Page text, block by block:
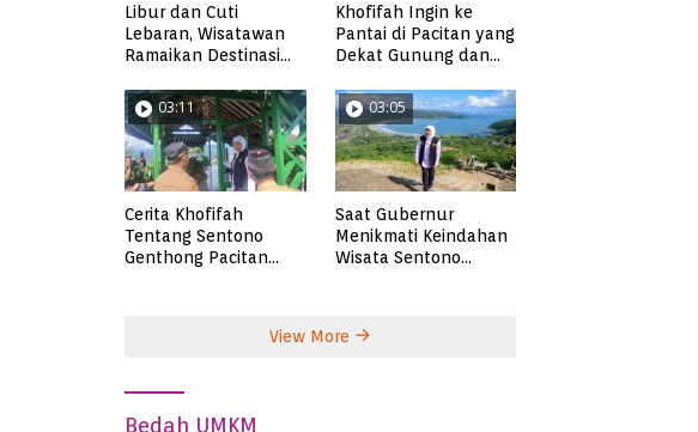
Libur dan Cuti
Lebaran, Wisatawan
Ramaikan Destinasi
Khofifah Ingin ke
Pantai di Pacitan yang
Dekat Gunung dan
Pangasan?
03:11
Cerita Khofifah
Tentang Sentono
Genthong Pacitan
03:05
Saat Gubernur
Menikmati Keindahan
Wisata Sentono
View More
Bedah UMKM